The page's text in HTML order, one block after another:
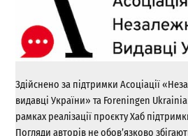
Здійснено за підтримки Асоціації
видавці України» та Foreningen
рамках реалізації проєкту Хаб
Погляди авторів не обов’язково